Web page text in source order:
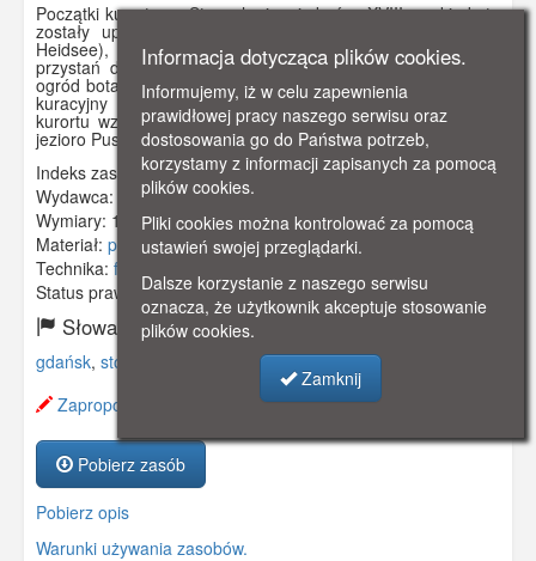
Początki kurortu na Stogach sięgają końca XVIII w. , kiedy to
zostały uporządkowane brzegi Pustego Stawu (zwanego
Heidsee), a na brzegu zachodnim została urządzona
przystań dla łodzi. Wybudowano gospodę oraz urządzono
ogród botaniczny. W poł. XIX w. wybudowano pierwszy dom
kuracyjny z salą taneczną oraz łazienki. Kolejne budynki
kurortu wzniesiono pod koniec XIX w. Na zdjęciu widoczne
jezioro Pusty Staw z przystanią dla łódek.
Indeks zasobu:GSP00520
Wydawca:
A. W. Kafemann, Danzig
Wymiary: 138 x 86 mm
Materiał: pocztówka
Technika: fotografia czarno-biała
Status prawny:Użycie Niekomercyjne
Słowa kluczowe:
gdańsk, stogi dom zdrojowy,przystań
Zaproponuj zmianę opisu.
Pobierz zasób
Pobierz opis
Warunki używania zasobów.
Informacja dotycząca plików cookies.
Informujemy, iż w celu zapewnienia
prawidłowej pracy naszego serwisu oraz
dostosowania go do Państwa potrzeb,
korzystamy z informacji zapisanych za pomocą
plików cookies.
Pliki cookies można kontrolować za pomocą
ustawień swojej przeglądarki.
Dalsze korzystanie z naszego serwisu
oznacza, że użytkownik akceptuje stosowanie
plików cookies.
Zamknij